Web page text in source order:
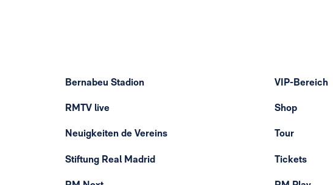
Bernabeu Stadion
RMTV live
Neuigkeiten de Vereins
Stiftung Real Madrid
VIP-Bereich
Shop
Tour
Tickets